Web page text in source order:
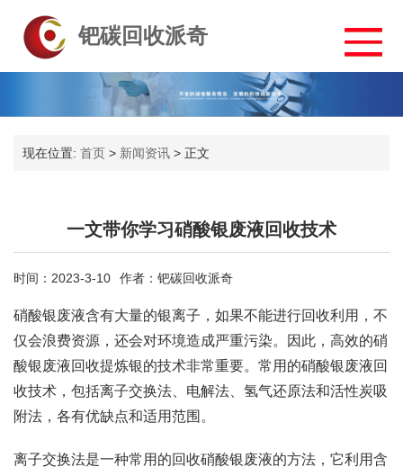
钯碳回收派奇
现在位置: 首页 > 新闻资讯 > 正文
一文带你学习硝酸银废液回收技术
时间：2023-3-10 作者：钯碳回收派奇
硝酸银废液含有大量的银离子，如果不能进行回收利用，不
仅会浪费资源，还会对环境造成严重污染。因此，高效的硝
酸银废液回收提炼银的技术非常重要。常用的硝酸银废液回
收技术，包括离子交换法、电解法、氢气还原法和活性炭吸
附法，各有优缺点和适用范围。
离子交换法是一种常用的回收硝酸银废液的方法，它利用含